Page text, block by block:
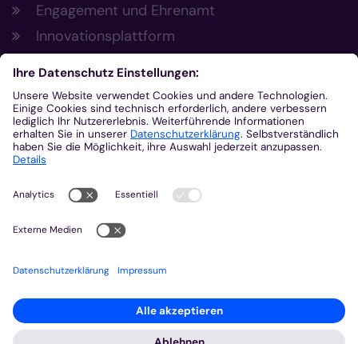
Engagement und Ehrenamt
Innovationsplattform
Aus der Plattform
Nachrichten
Veranstaltungen
Gottesdienste
Stellenangebote
Kirchenzeitung
Amtsblatt (Kirchlicher Anzeiger)
Rechtsdatenbank
Meldestelle gemäß Hinweisgeberschutzgesetz